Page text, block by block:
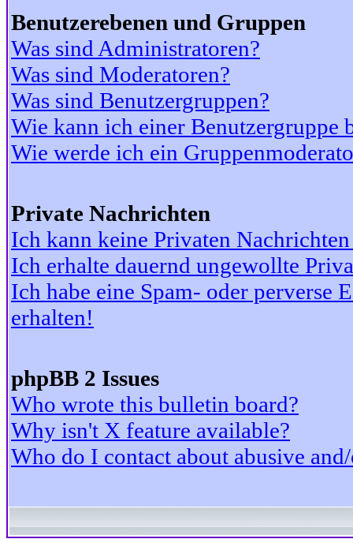
Benutzerebenen und Gruppen
Was sind Administratoren?
Was sind Moderatoren?
Was sind Benutzergruppen?
Wie kann ich einer Benutzergruppe
Wie werde ich ein
Private Nachrichten
Ich kann keine Privaten
Ich erhalte dauernd ungewollte
Ich habe eine Spam- oder perverse
erhalten!
phpBB 2 Issues
Who wrote this bulletin board?
Why isn't X feature available?
Who do I contact about abusive